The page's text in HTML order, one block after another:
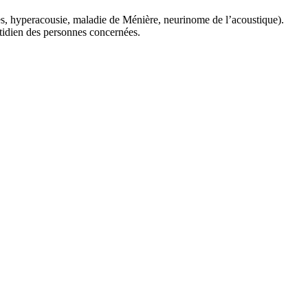
hyperacousie, maladie de Ménière, neurinome de l’acoustique).
des personnes concernées.